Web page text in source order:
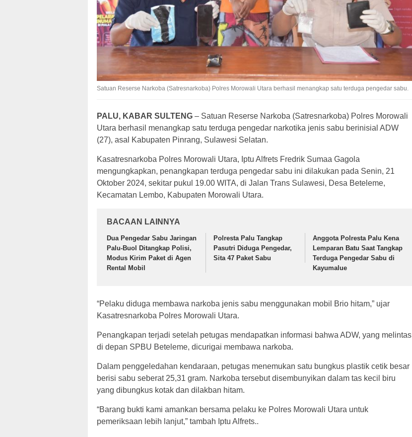
Satuan Reserse Narkoba (Satresnarkoba) Polres Morowali Utara berhasil menangkap satu terduga pengedar sabu.
PALU, KABAR SULTENG – Satuan Reserse Narkoba (Satresnarkoba) Polres Morowali
Utara berhasil menangkap satu terduga pengedar narkotika jenis sabu berinisial ADW
(27), asal Kabupaten Pinrang, Sulawesi Selatan.
Kasatresnarkoba Polres Morowali Utara, Iptu Alfrets Fredrik Sumaa Gagola
mengungkapkan, penangkapan terduga pengedar sabu ini dilakukan pada Senin, 21
Oktober 2024, sekitar pukul 19.00 WITA, di Jalan Trans Sulawesi, Desa Beteleme,
Kecamatan Lembo, Kabupaten Morowali Utara.
BACAAN LAINNYA
Dua Pengedar Sabu Jaringan
Palu-Buol Ditangkap Polisi,
Modus Kirim Paket di Agen
Rental Mobil
Polresta Palu Tangkap
Pasutri Diduga Pengedar,
Sita 47 Paket Sabu
Anggota Polresta Palu Kena
Lemparan Batu Saat Tangkap
Terduga Pengedar Sabu di
Kayumalue
“Pelaku diduga membawa narkoba jenis sabu menggunakan mobil Brio hitam,” ujar
Kasatresnarkoba Polres Morowali Utara.
Penangkapan terjadi setelah petugas mendapatkan informasi bahwa ADW, yang melintas
di depan SPBU Beteleme, dicurigai membawa narkoba.
Dalam penggeledahan kendaraan, petugas menemukan satu bungkus plastik cetik besar
berisi sabu seberat 25,31 gram. Narkoba tersebut disembunyikan dalam tas kecil biru
yang dibungkus kotak dan dilakban hitam.
“Barang bukti kami amankan bersama pelaku ke Polres Morowali Utara untuk
pemeriksaan lebih lanjut,” tambah Iptu Alfrets..